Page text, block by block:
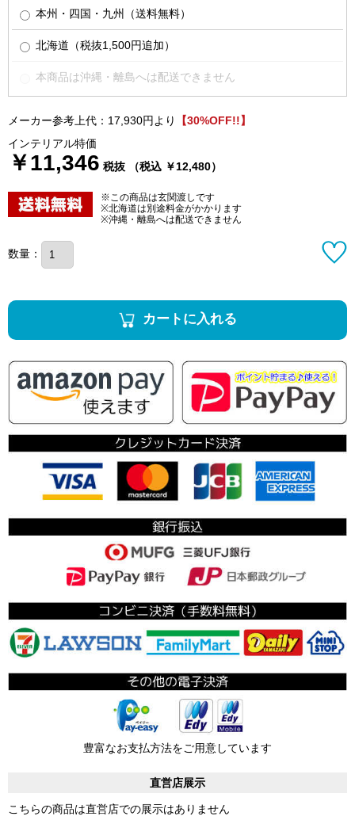
本州・四国・九州（送料無料）
北海道（税抜1,500円追加）
本商品は沖縄・離島へは配送できません
メーカー参考上代：17,930円より
【30%OFF!!】
インテリアル特価
￥11,346 税抜 （税込 ￥12,480）
※この商品は玄関渡しです
※北海道は別途料金がかかります
※沖縄・離島へは配送できません
数量：
カートに入れる
豊富なお支払方法をご用意しています
直営店展示
こちらの商品は直営店での展示はありません